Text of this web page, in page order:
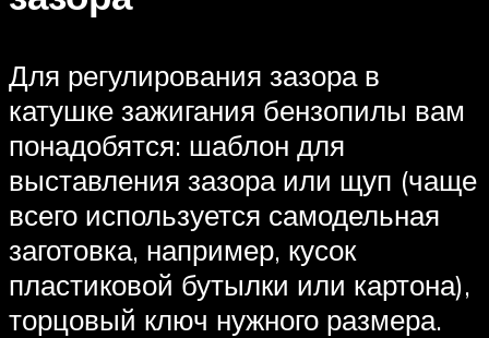
Для регулирования зазора в
катушке зажигания бензопилы вам
понадобятся: шаблон для
выставления зазора или щуп (чаще
всего используется самодельная
заготовка, например, кусок
пластиковой бутылки или картона),
торцовый ключ нужного размера.